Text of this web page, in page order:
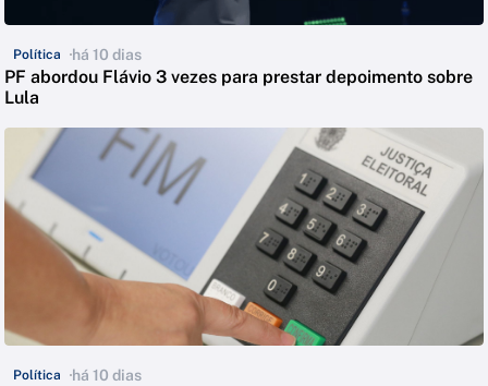
Política há 10 dias
PF abordou Flávio 3 vezes para prestar depoimento sobre
Lula
Política há 10 dias